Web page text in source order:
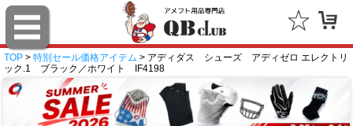
TOP > 特別セール価格アイテム > アディダス シューズ アディゼロ エレクトリ
ック.1 ブラック／ホワイト IF4198